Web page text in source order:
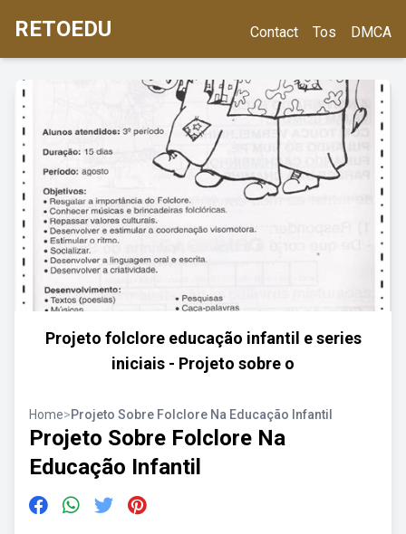
RETOEDU Contact Tos DMCA
Projeto folclore educação infantil e series
iniciais - Projeto sobre o
Home>Projeto Sobre Folclore Na Educação Infantil
Projeto Sobre Folclore Na
Educação Infantil